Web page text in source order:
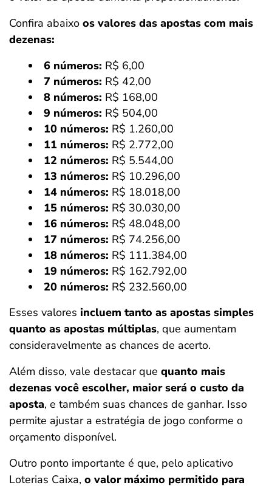
Confira abaixo os valores das apostas com mais
dezenas:
6 números: R$ 6,00
7 números: R$ 42,00
8 números: R$ 168,00
9 números: R$ 504,00
10 números: R$ 1.260,00
11 números: R$ 2.772,00
12 números: R$ 5.544,00
13 números: R$ 10.296,00
14 números: R$ 18.018,00
15 números: R$ 30.030,00
16 números: R$ 48.048,00
17 números: R$ 74.256,00
18 números: R$ 111.384,00
19 números: R$ 162.792,00
20 números: R$ 232.560,00
Esses valores incluem tanto as apostas simples
quanto as apostas múltiplas, que aumentam
consideravelmente as chances de acerto.
Além disso, vale destacar que quanto mais
dezenas você escolher, maior será o custo da
aposta, e também suas chances de ganhar. Isso
permite ajustar a estratégia de jogo conforme o
orçamento disponível.
Outro ponto importante é que, pelo aplicativo
Loterias Caixa, o valor máximo permitido para